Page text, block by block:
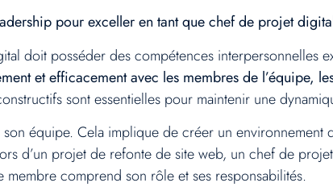
pour exceller en tant que chef de projet
doit posséder des compétences interpersonnelles
et efficacement avec les membres de l’équipe,
sont essentielles pour maintenir une
équipe. Cela implique de créer un environnement
d’un projet de refonte de site web, un chef de
membre comprend son rôle et ses responsabilités.